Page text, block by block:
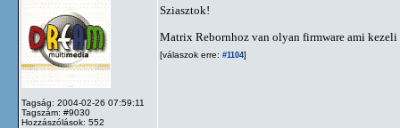
Tagság: 2004-02-26 07:59:11
Tagszám: #9030
Hozzászólások: 552
Sziasztok!
Matrix Rebornhoz van olyan firmware ami kezeli
[válaszok erre: #1104]